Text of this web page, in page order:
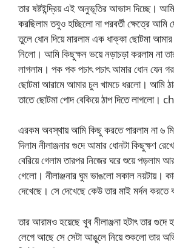
তার ষষ্টইন্দ্রিয় এই অনুভূতির আভাস দিচ্ছে।
করছিলাম তবুও হচ্ছিলো না পরবর্তী ক্ষেত্রে আমি
তুলে ধোন দিয়ে মারলাম এক ধাক্কা ছোটমা আমার
নিলো। আমি কিছুক্ষন ভয়ে নড়াচড়া করলাম না
লাগলাম। পক পক পচাৎ পচাৎ আমার ধোন যেন
ছোটমা আরামে আমার চুল খামচে ধরলো। আমি
তাতে ছোটমা পোদ বেকিয়ে ঠাপ দিতে
এরকম অবস্থায় আমি কিছু করতে পারলাম না ৬
দিলাম নীলাঞ্জনার গুদে আমার ধোনটা কিছুক্ষণ
বেরিয়ে গেলাম তারপর নিজের ঘরে শুয়ে পড়লাম
গেলো। নীলাঞ্জনার ঘুম ভাঙলো সকাল নয়টায়।
দেখেছে। সে দেখেছে কেউ তার মাই মর্দন করতে
তার আরামও হয়েছে খুব নীলাঞ্জনা হটাৎ তার গুদে
লেগে আছে সে সেটা আঙুলে নিয়ে শুকলো তার